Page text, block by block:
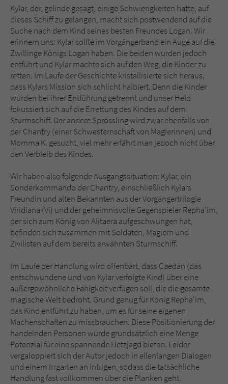
Kylar, der, gelinde gesagt, einige Schwierigkeiten hatte, auf
dieses Schiff zu gelangen, macht sich postwendend auf die
Suche nach dem Kind seines besten Freundes Logan. Wir
erinnern uns: Kylar sollte im Vorgängerband ein Auge auf die
Zwillinge Königs Logan haben. Die beiden wurden jedoch
entführt und Kylar machte sich auf den Weg, die Kinder zu
retten. Im Laufe der Geschichte kristallisierte sich heraus,
dass Kylars Mission sich schlicht halbiert. Denn die Kinder
wurden bei ihrer Entführung getrennt und unser Held
fokussiert sich auf die Errettung des Kindes auf dem
Sturmschiff. Der andere Sprössling wird zwar ebenfalls von
der Chantry (einer Schwesternschaft von Magierinnen) und
Momma K. gesucht, viel mehr erfährt man jedoch nicht über
den Verbleib des Kindes.
Wir haben also folgende Ausgangssituation: Kylar, ein
Sonderkommando der Chantry, einschließlich Kylars
Freundin und alten Bekannten aus der Vorgängertrilogie
Viridiana (Vi) und der geheimnisvolle Gegenspieler Repha'im,
der sich zum König von Alitaera aufgeschwungen hat,
befinden sich zusammen mit Soldaten, Magiern und
Zivilisten auf dem bereits erwähnten Sturmschiff.
Im Laufe der Handlung wird offenbart, dass Caedan (das
entschwundene und von Kylar verfolgte Kind) über eine
außergewöhnliche Fähigkeit verfügen soll, die die gesamte
magische Welt bedroht. Grund genug für König Repha'im,
das Kind entführt zu haben, um es für seine eigenen
Machenschaften zu missbrauchen. Diese Positionierung der
handelnden Personen würde grundsätzlich eine Menge
Potenzial für eine spannende Hetzjagd bieten. Leider
vergaloppiert sich der Autor jedoch in ellenlangen Dialogen
und einem Irrgarten an Intrigen, sodass die tatsächliche
Handlung fast vollkommen über die Planken geht.